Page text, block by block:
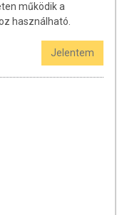
működik a
használható.
Jelentem